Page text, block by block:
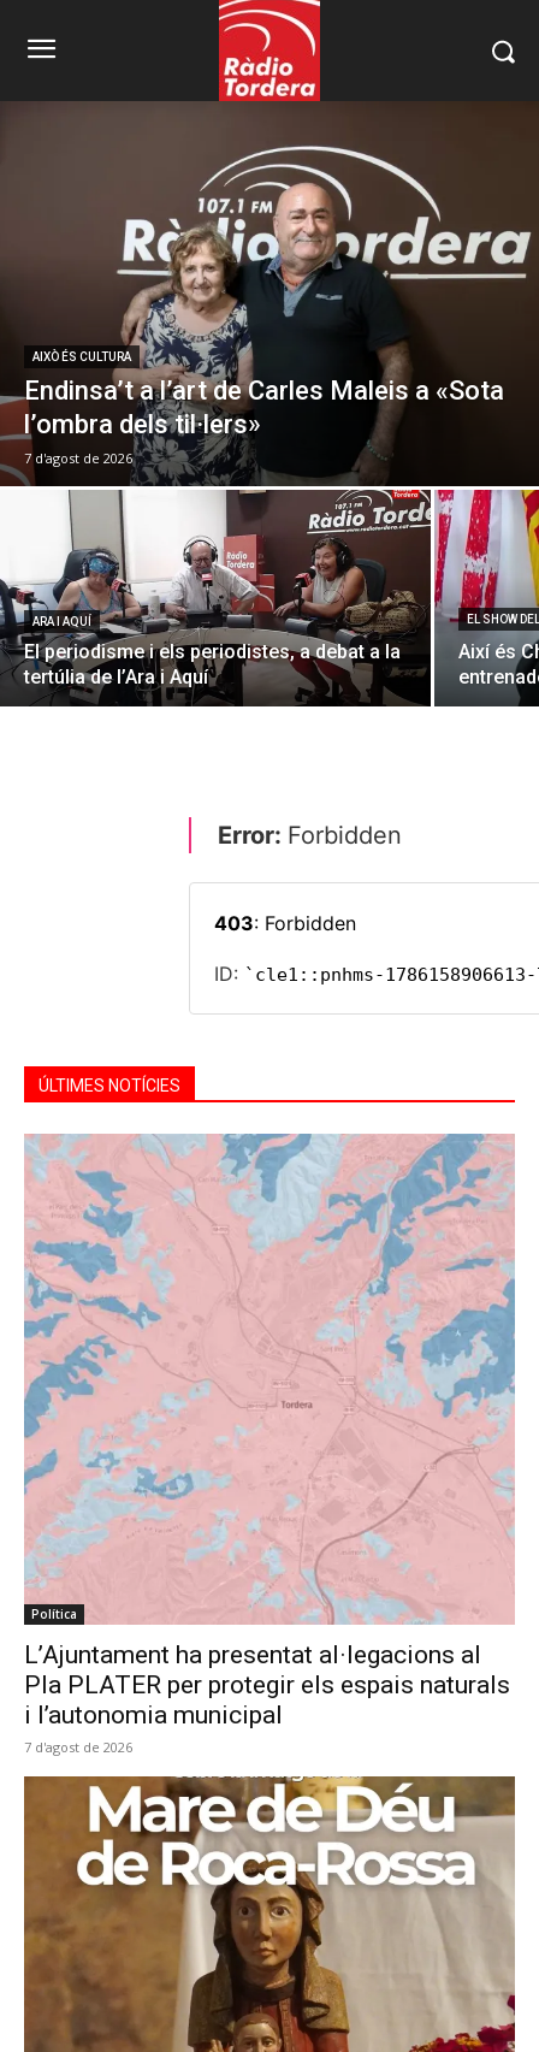
AIXÒ ÉS CULTURA
Endinsa’t a l’art de Carles Maleis a «Sota
l’ombra dels til·lers»
7 d'agost de 2026
ARA I AQUÍ
El periodisme i els periodistes, a debat a la
tertúlia de l’Ara i Aquí
EL SHOW
Així és
ÚLTIMES NOTÍCIES
Política
L’Ajuntament ha presentat al·legacions al
Pla PLATER per protegir els espais naturals
i l’autonomia municipal
7 d'agost de 2026